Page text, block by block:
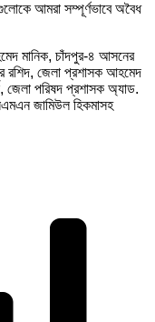
আমরা সম্পূর্ণভাবে অবৈধ
মানিক, চাঁদপুর-৪ আসনের
রশিদ, জেলা প্রশাসক আহমেদ
জেলা পরিষদ প্রশাসক অ্যাড.
জামিউল হিকমাসহ